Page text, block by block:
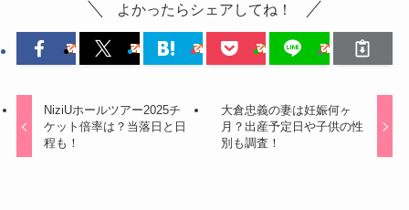
よかったらシェアしてね！
NiziUホールツアー2025チ
ケット倍率は？当落日と日
程も！
大倉忠義の妻は妊娠何ヶ
月？出産予定日や子供の性
別も調査！